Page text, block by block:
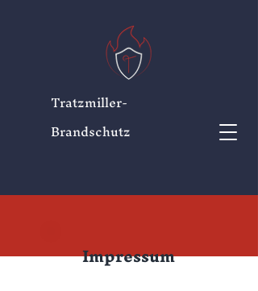
Tratzmiller-
Brandschutz
Impressum